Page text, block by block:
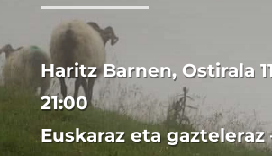
Haritz Barnen, Ostirala
21:00
Euskaraz eta gazteleraz